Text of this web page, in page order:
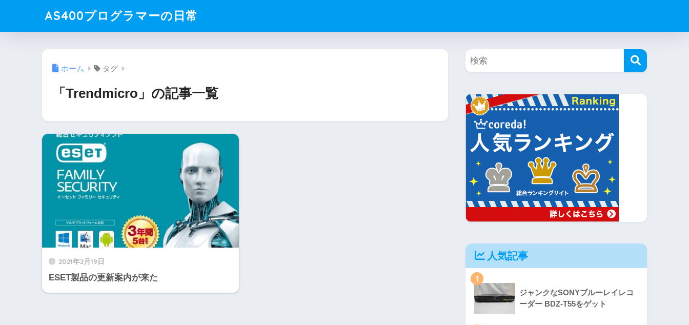
AS400プログラマーの日常
ホーム タグ
「Trendmicro」の記事一覧
2021年2月19日
ESET製品の更新案内が来た
人気記事
1
ジャンクなSONYブルーレイレコ
ーダー BDZ-T55をゲット